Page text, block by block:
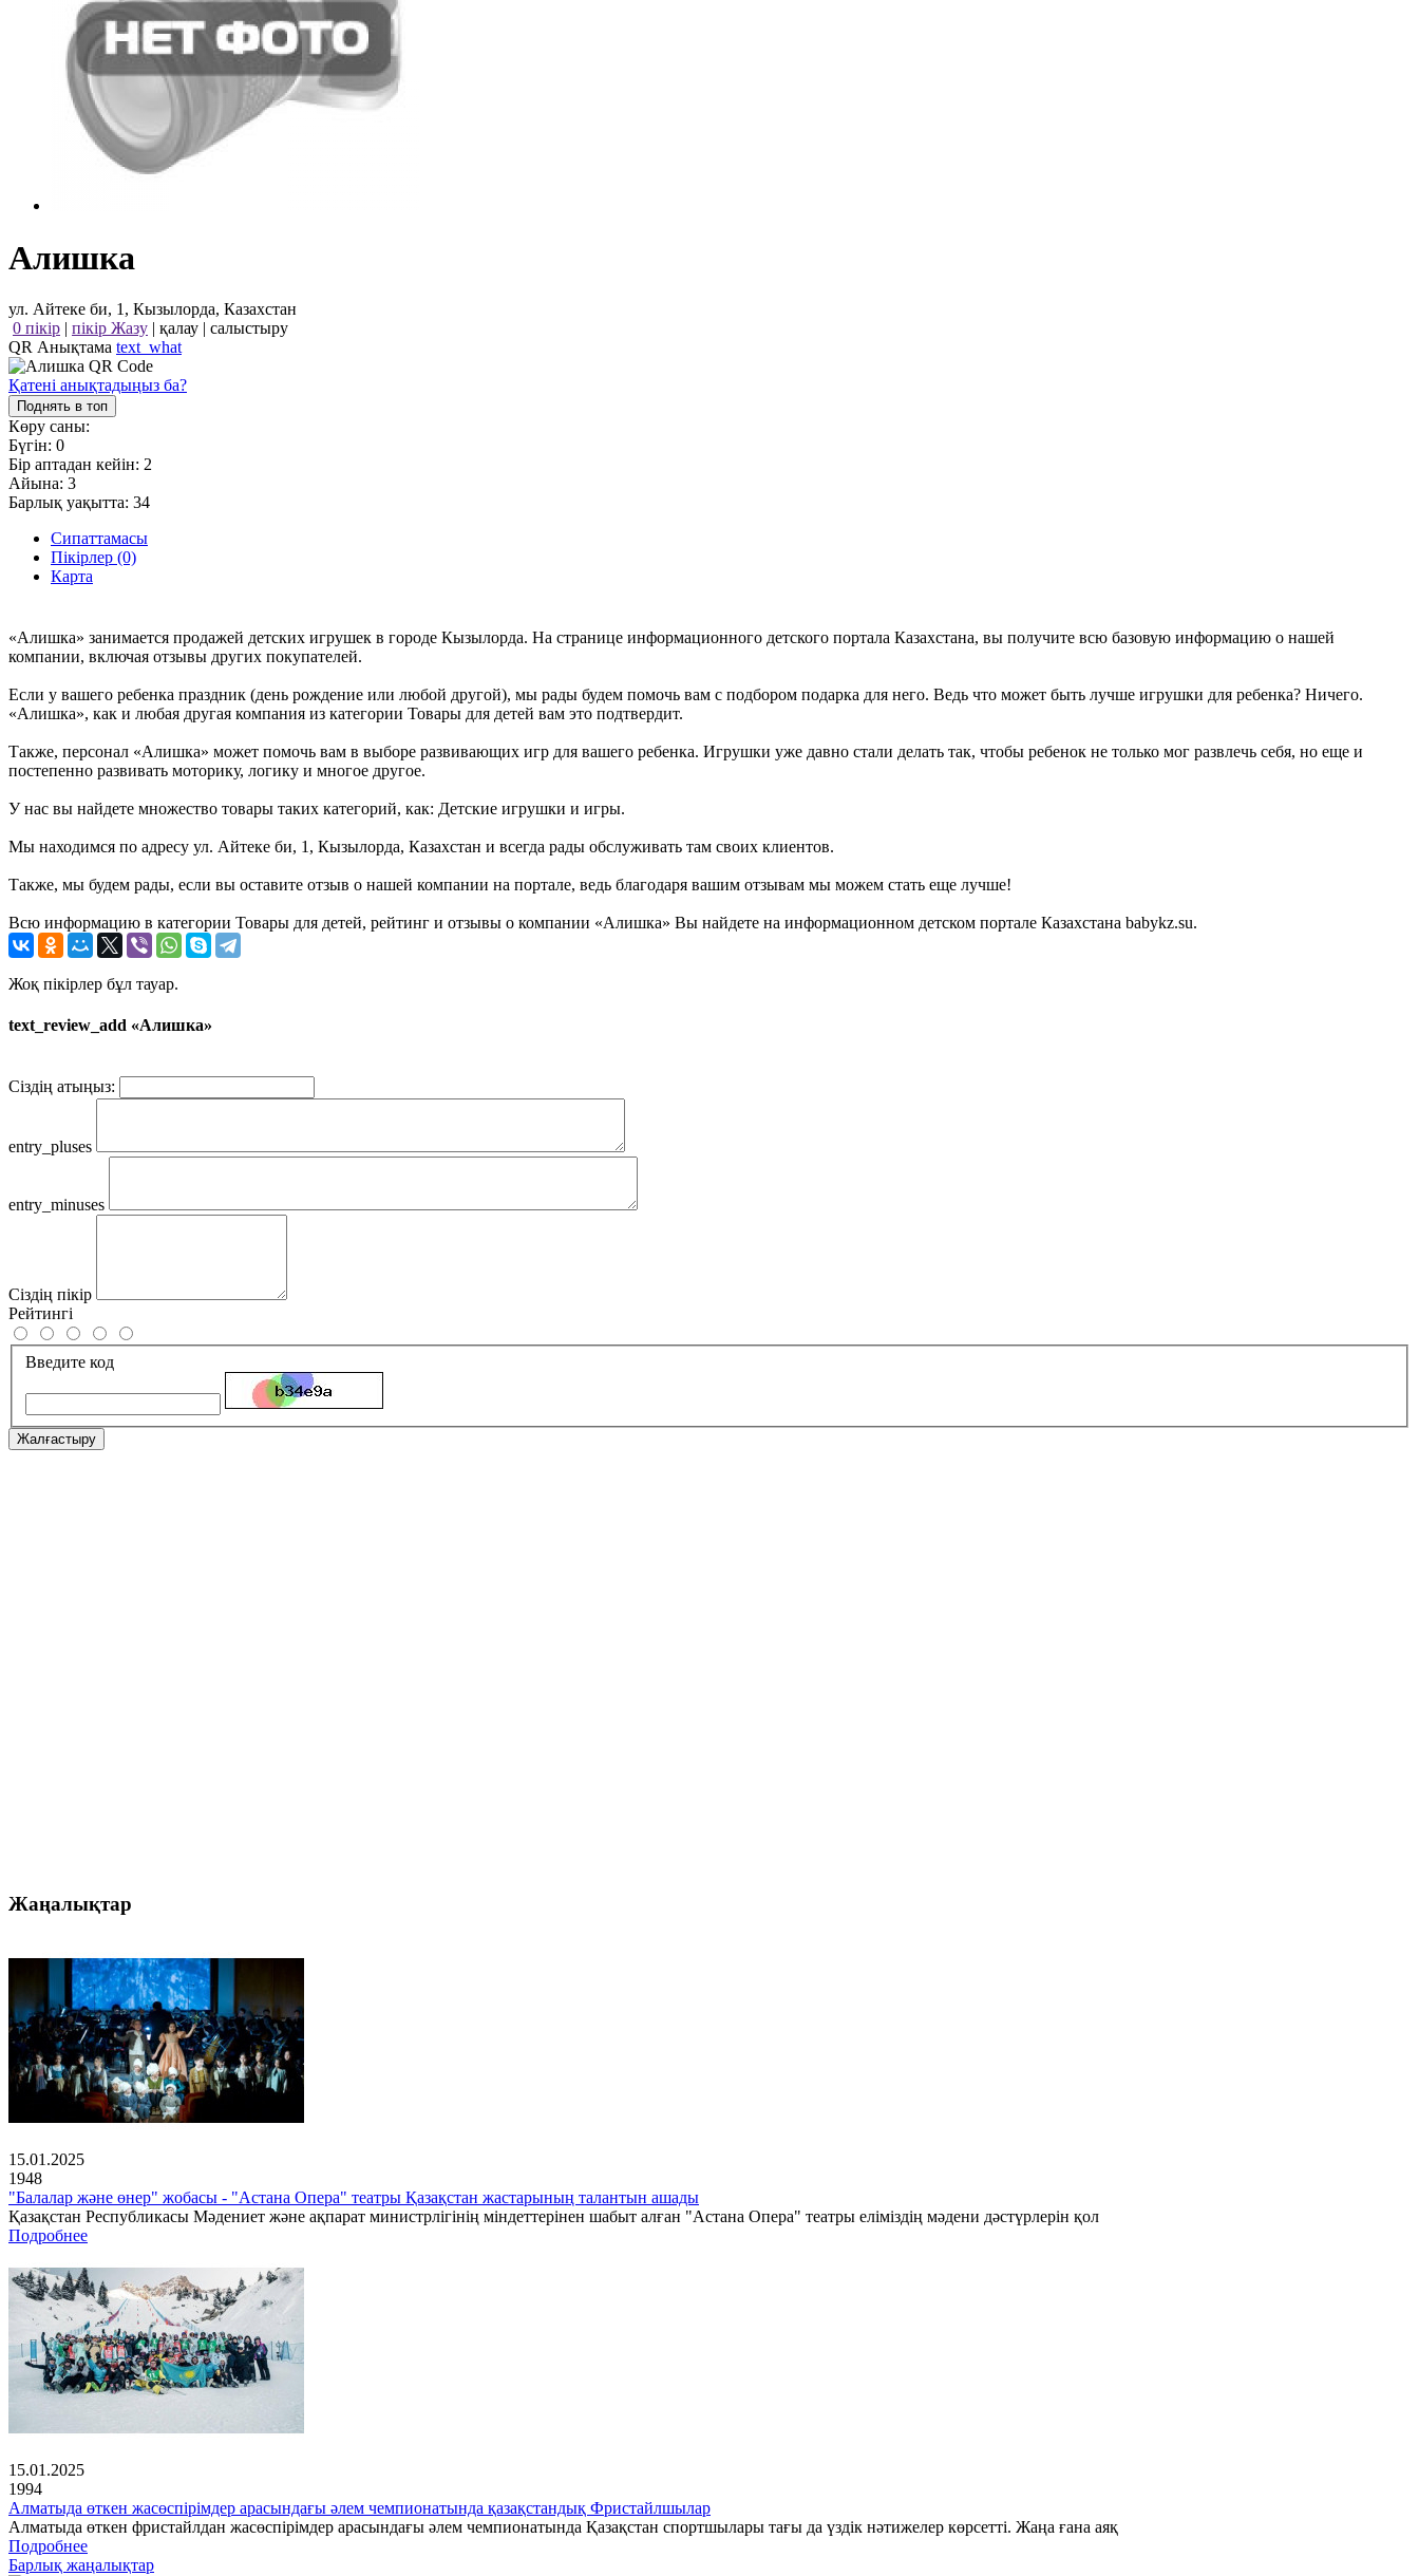
Алишка
ул. Айтеке би, 1, Кызылорда, Казахстан
0 пікір | пікір Жазу | қалау | салыстыру
QR Анықтама text_what
Қатені анықтадыңыз ба?
Поднять в топ
Көру саны:
Бүгін: 0
Бір аптадан кейін: 2
Айына: 3
Барлық уақытта: 34
Сипаттамасы
Пікірлер (0)
Карта
«Алишка» занимается продажей детских игрушек в городе Кызылорда. На странице информационного детского портала Казахстана, вы получите всю базовую информацию о нашей
компании, включая отзывы других покупателей.
Если у вашего ребенка праздник (день рождение или любой другой), мы рады будем помочь вам с подбором подарка для него. Ведь что может быть лучше игрушки для ребенка? Ничего.
«Алишка», как и любая другая компания из категории Товары для детей вам это подтвердит.
Также, персонал «Алишка» может помочь вам в выборе развивающих игр для вашего ребенка. Игрушки уже давно стали делать так, чтобы ребенок не только мог развлечь себя, но еще и
постепенно развивать моторику, логику и многое другое.
У нас вы найдете множество товары таких категорий, как: Детские игрушки и игры.
Мы находимся по адресу ул. Айтеке би, 1, Кызылорда, Казахстан и всегда рады обслуживать там своих клиентов.
Также, мы будем рады, если вы оставите отзыв о нашей компании на портале, ведь благодаря вашим отзывам мы можем стать еще лучше!
Всю информацию в категории Товары для детей, рейтинг и отзывы о компании «Алишка» Вы найдете на информационном детском портале Казахстана babykz.su.
Жоқ пікірлер бұл тауар.
text_review_add «Алишка»
Сіздің атыңыз:
entry_pluses
entry_minuses
Сіздің пікір
Рейтингі
Введите код
Жалғастыру
Жаңалықтар
15.01.2025
1948
"Балалар және өнер" жобасы - "Астана Опера" театры Қазақстан жастарының талантын ашады
Қазақстан Республикасы Мәдениет және ақпарат министрлігінің міндеттерінен шабыт алған "Астана Опера" театры еліміздің мәдени дәстүрлерін қол
Подробнее
15.01.2025
1994
Алматыда өткен жасөспірімдер арасындағы әлем чемпионатында қазақстандық Фристайлшылар
Алматыда өткен фристайлдан жасөспірімдер арасындағы әлем чемпионатында Қазақстан спортшылары тағы да үздік нәтижелер көрсетті. Жаңа ғана аяқ
Подробнее
Барлық жаңалықтар